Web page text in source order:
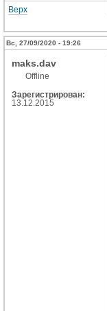
Верх
Вс, 27/09/2020 - 19:26
maks.dav
Offline
Зарегистрирован:
13.12.2015